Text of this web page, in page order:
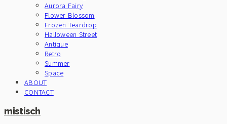
Aurora Fairy
Flower Blossom
Frozen Teardrop
Halloween Street
Antique
Retro
Summer
Space
ABOUT
CONTACT
mistisch